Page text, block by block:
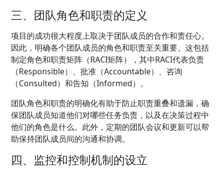
三、团队角色和职责的定义
项目的成功很大程度上取决于团队成员的合作和责任心。
因此，明确各个团队成员的角色和职责至关重要。这包括
制定角色和职责矩阵（RACI矩阵），其中RACI代表负责
（Responsible）、批准（Accountable）、咨询
（Consulted）和告知（Informed）。
团队角色和职责的明确化有助于防止职责重叠和遗漏，确
保团队成员知道他们对哪些任务负责，以及在决策过程中
他们的角色是什么。此外，定期的团队会议和更新可以帮
助保持团队成员间的沟通和协调。
四、监控和控制机制的设立